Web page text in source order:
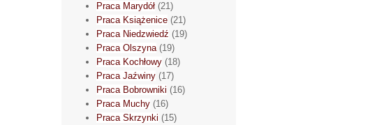
Praca Marydół (21)
Praca Książenice (21)
Praca Niedzwiedź (19)
Praca Olszyna(19)
Praca Kochłowy (18)
Praca Jaźwiny (17)
Praca Bobrowniki (16)
Praca Muchy (16)
Praca Skrzynki (15)